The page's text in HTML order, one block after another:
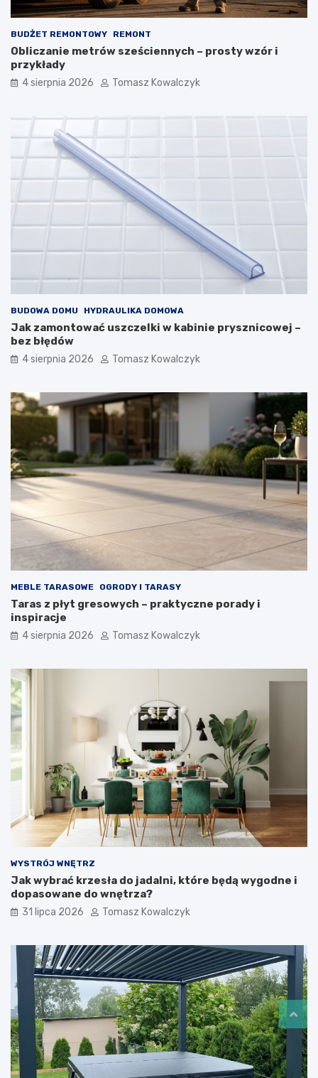
BUDŻET REMONTOWY REMONT
Obliczanie metrów sześciennych – prosty wzór i
przykłady
4 sierpnia 2026 Tomasz Kowalczyk
BUDOWA DOMU HYDRAULIKA DOMOWA
Jak zamontować uszczelki w kabinie prysznicowej –
bez błędów
4 sierpnia 2026 Tomasz Kowalczyk
MEBLE TARASOWE OGRODY I TARASY
Taras z płyt gresowych – praktyczne porady i
inspiracje
4 sierpnia 2026 Tomasz Kowalczyk
WYSTRÓJ WNĘTRZ
Jak wybrać krzesła do jadalni, które będą wygodne i
dopasowane do wnętrza?
31 lipca 2026 Tomasz Kowalczyk